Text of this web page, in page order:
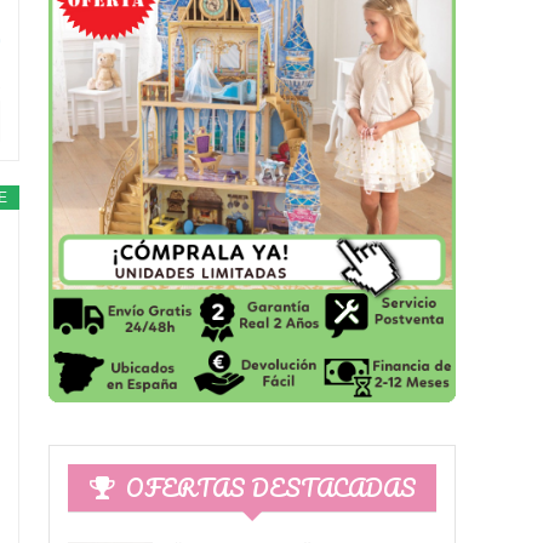
OFERTAS DESTACADAS